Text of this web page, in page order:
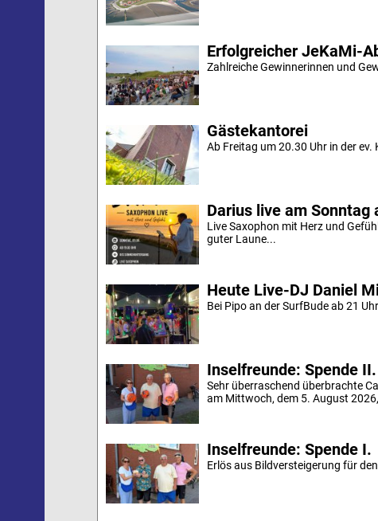
Erfolgreicher JeKaMi-
Zahlreiche Gewinnerinnen und
Gästekantorei
Ab Freitag um 20.30 Uhr in der ev.
Darius live am Sonntag
Live Saxophon mit Herz und
guter Laune...
Heute Live-DJ Daniel
Bei Pipo an der SurfBude ab 21
Inselfreunde: Spende II.
Sehr überraschend überbrachte
am Mittwoch, dem 5. August
Inselfreunde: Spende I.
Erlös aus Bildversteigerung für